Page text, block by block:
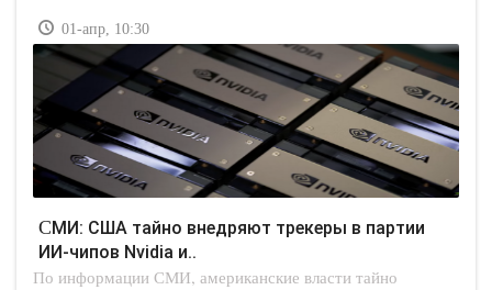
01-апр, 10:30
СМИ: США тайно внедряют трекеры в партии
ИИ-чипов Nvidia и..
По информации СМИ, американские власти тайно